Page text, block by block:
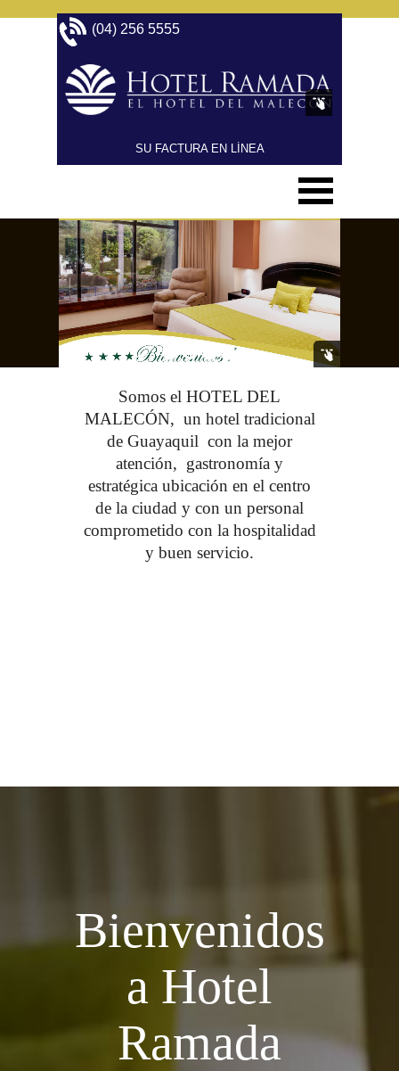
(04) 256 5555
SU FACTURA EN LÍNEA
Somos el HOTEL DEL
MALECÓN, un hotel tradicional
de Guayaquil con la mejor
atención, gastronomía y
estratégica ubicación en el centro
de la ciudad y con un personal
comprometido con la hospitalidad
y buen servicio.
Bienvenidos
a Hotel
Ramada